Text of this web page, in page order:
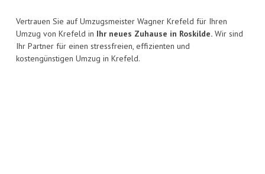
Vertrauen Sie auf Umzugsmeister Wagner Krefeld für Ihren
Umzug von Krefeld in Ihr neues Zuhause in Roskilde. Wir sind
Ihr Partner für einen stressfreien, effizienten und
kostengünstigen Umzug in Krefeld.